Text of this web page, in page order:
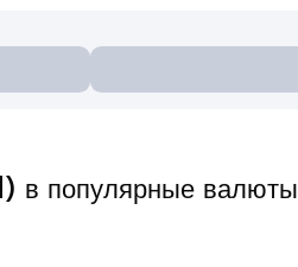
в популярные валюты